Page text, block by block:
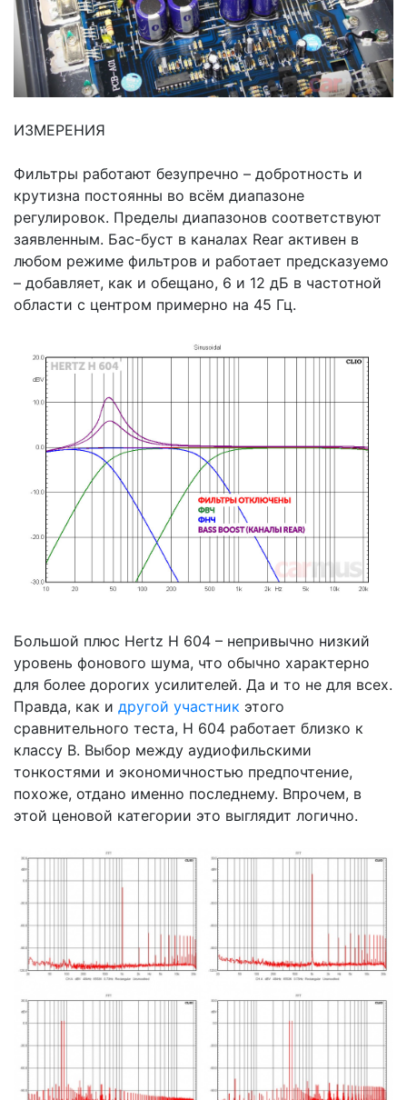
ИЗМЕРЕНИЯ
Фильтры работают безупречно – добротность и
крутизна постоянны во всём диапазоне
регулировок. Пределы диапазонов соответствуют
заявленным. Бас-буст в каналах Rear активен в
любом режиме фильтров и работает предсказуемо
– добавляет, как и обещано, 6 и 12 дБ в частотной
области с центром примерно на 45 Гц.
Большой плюс Hertz H 604 – непривычно низкий
уровень фонового шума, что обычно характерно
для более дорогих усилителей. Да и то не для всех.
Правда, как и другой участник этого
сравнительного теста, H 604 работает близко к
классу В. Выбор между аудиофильскими
тонкостями и экономичностью предпочтение,
похоже, отдано именно последнему. Впрочем, в
этой ценовой категории это выглядит логично.